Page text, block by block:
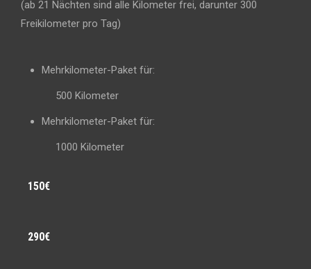
(ab 21 Nächten sind alle Kilometer frei, darunter 300
Freikilometer pro Tag)
Mehrkilometer-Paket für:
500 Kilometer
Mehrkilometer-Paket für:
1000 Kilometer
150€
290€